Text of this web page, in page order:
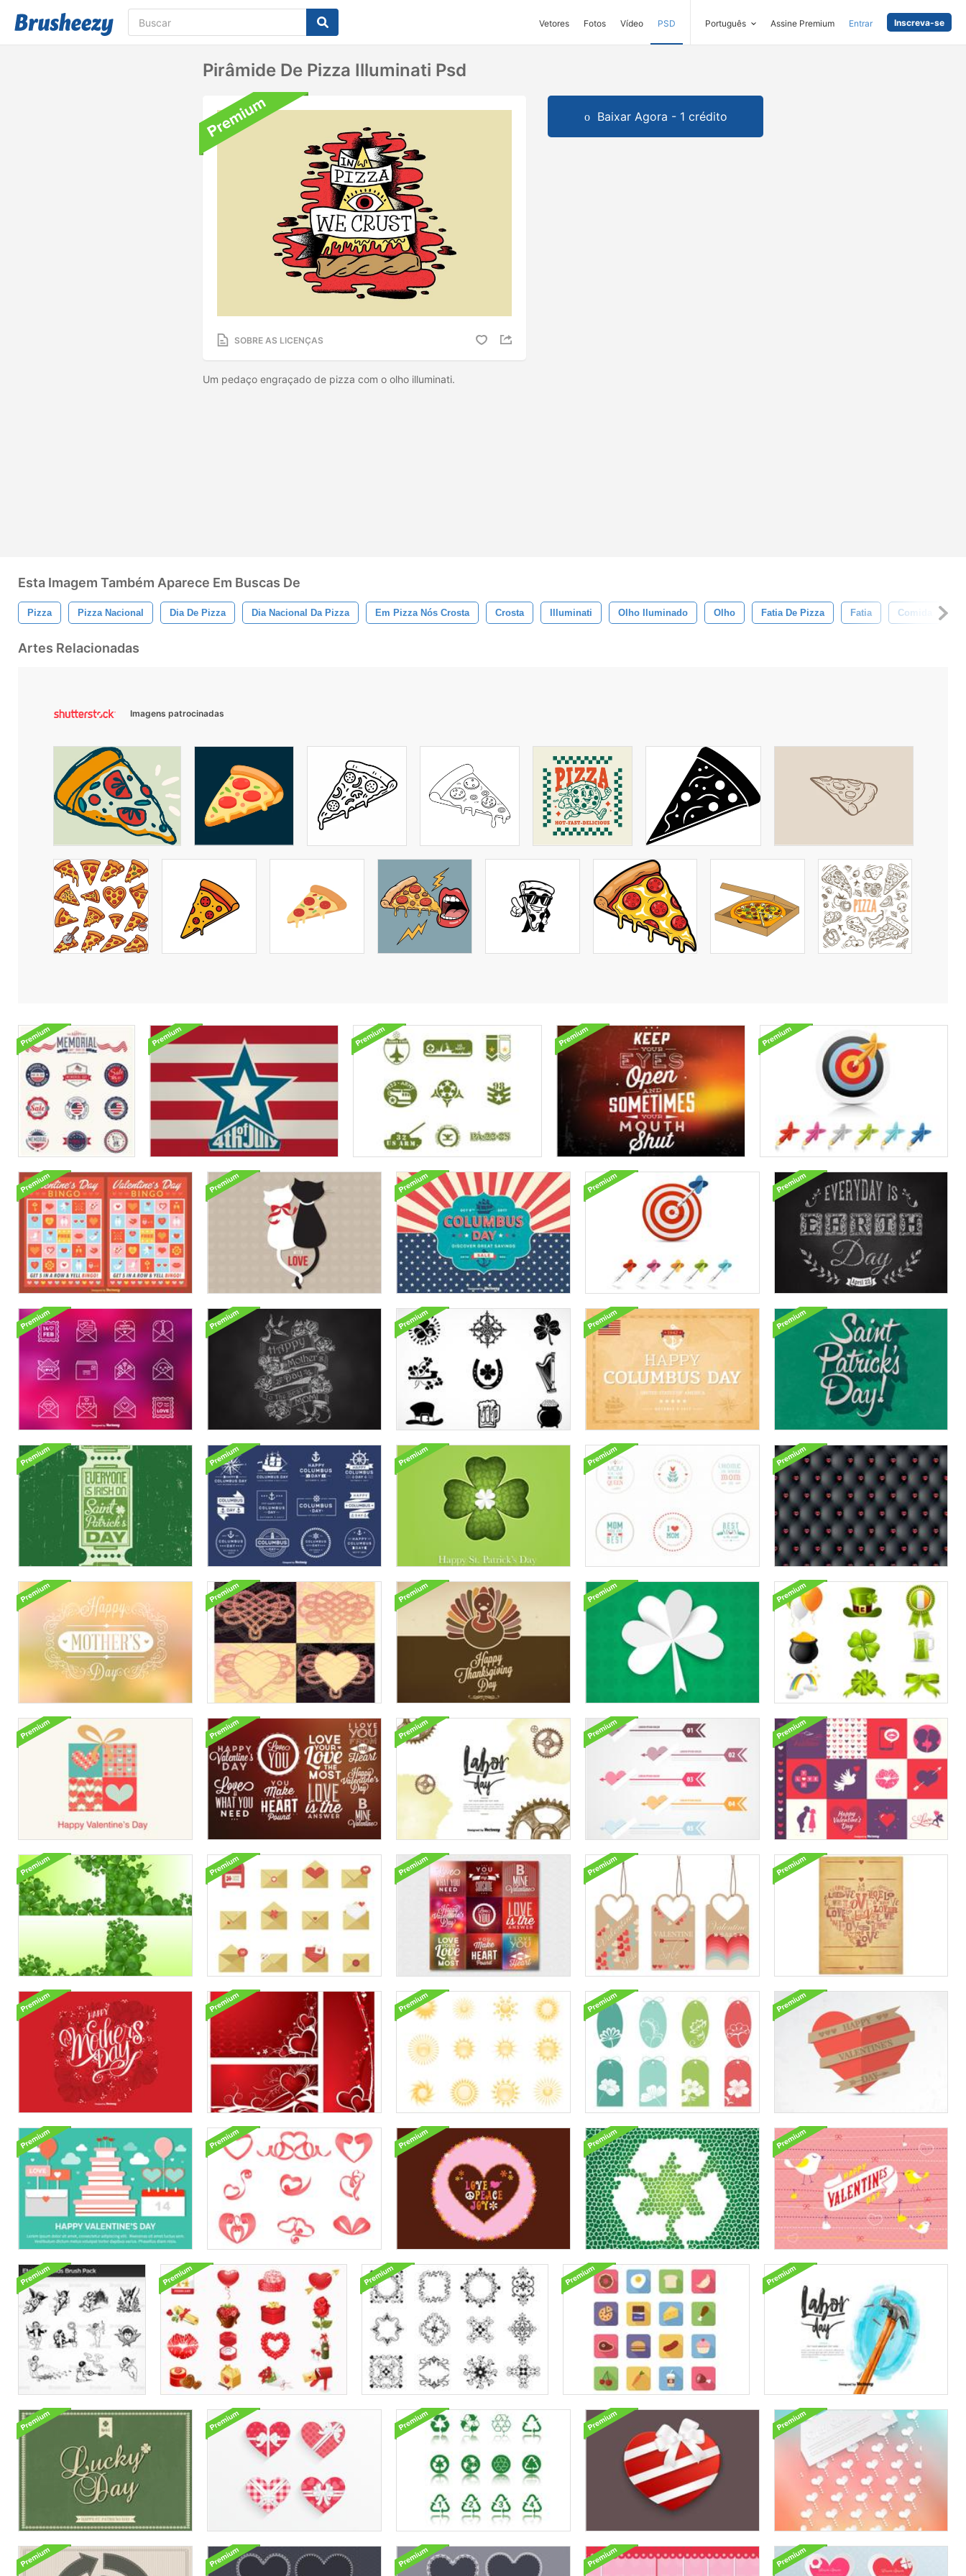
Vetores Fotos Vídeo PSD Português Assine Premium Entrar Inscreva-se
Pirâmide De Pizza Illuminati Psd
SOBRE AS LICENÇAS
Um pedaço engraçado de pizza com o olho illuminati.
Baixar Agora - 1 crédito
Esta Imagem Também Aparece Em Buscas De
Pizza Pizza Nacional Dia De Pizza Dia Nacional Da Pizza Em Pizza Nós Crosta Crosta Illuminati Olho Iluminado Olho Fatia De Pizza Fatia Comida
Artes Relacionadas
Imagens patrocinadas